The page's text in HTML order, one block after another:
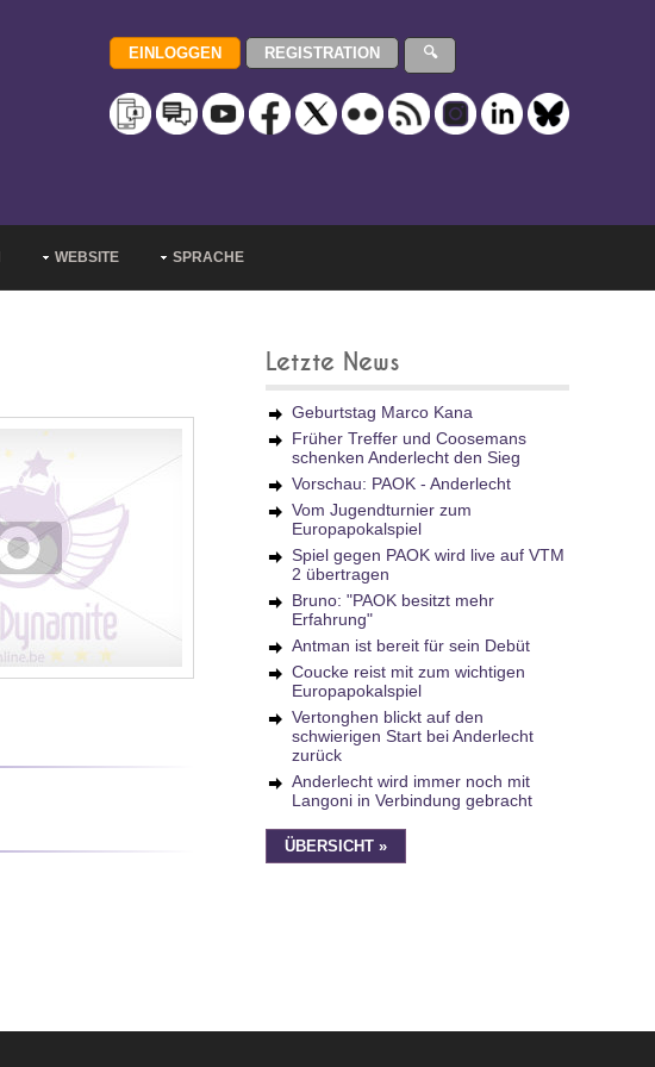
WEBSITE SPRACHE
Letzte News
Geburtstag Marco Kana
Früher Treffer und Coosemans
schenken Anderlecht den Sieg
Vorschau: PAOK - Anderlecht
Vom Jugendturnier zum
Europapokalspiel
Spiel gegen PAOK wird live auf VTM
2 übertragen
Bruno: "PAOK besitzt mehr
Erfahrung"
Antman ist bereit für sein Debüt
Coucke reist mit zum wichtigen
Europapokalspiel
Vertonghen blickt auf den
schwierigen Start bei Anderlecht
zurück
Anderlecht wird immer noch mit
Langoni in Verbindung gebracht
ÜBERSICHT »